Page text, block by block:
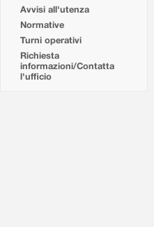
Avvisi all'utenza
Normative
Turni operativi
Richiesta
informazioni/Contatta
l'ufficio